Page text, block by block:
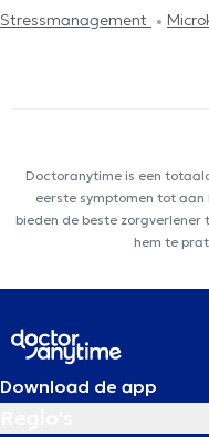
Stressmanagement
Doctoranytime is een
eerste symptomen tot
bieden de beste zorgverlener
hem te
Download de app